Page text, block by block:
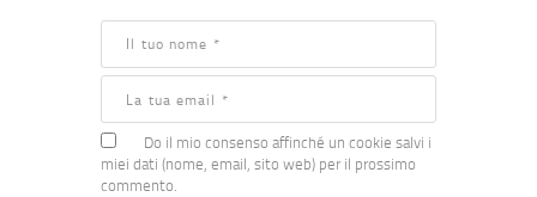
Do il mio consenso affinché un cookie salvi i
miei dati (nome, email, sito web) per il prossimo
commento.